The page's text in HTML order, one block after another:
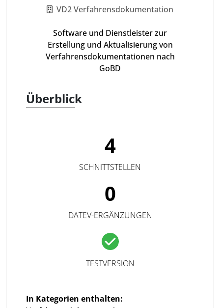
VD2 Verfahrensdokumentation
Software und Dienstleister zur
Erstellung und Aktualisierung von
Verfahrensdokumentationen nach
GoBD
Überblick
4
SCHNITTSTELLEN
0
DATEV-ERGÄNZUNGEN
TESTVERSION
In Kategorien enthalten: